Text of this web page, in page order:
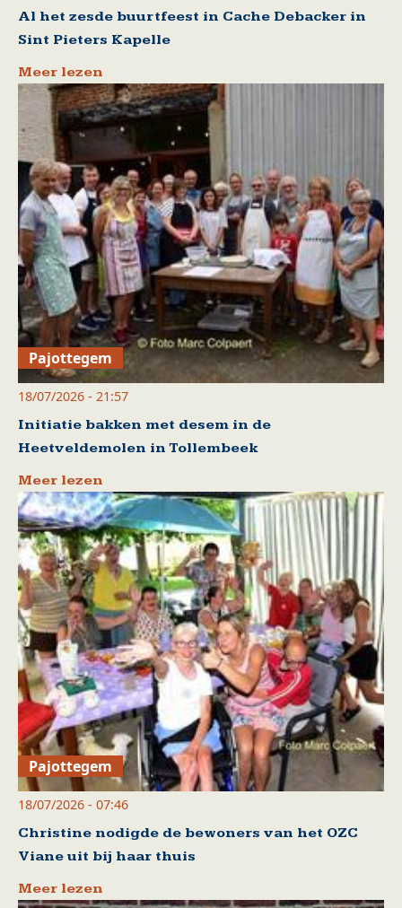
Al het zesde buurtfeest in Cache Debacker in
Sint Pieters Kapelle
Meer lezen
Pajottegem
18/07/2026 - 21:57
Initiatie bakken met desem in de
Heetveldemolen in Tollembeek
Meer lezen
Pajottegem
18/07/2026 - 07:46
Christine nodigde de bewoners van het OZC
Viane uit bij haar thuis
Meer lezen